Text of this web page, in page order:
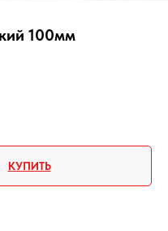
100мм
КУПИТЬ